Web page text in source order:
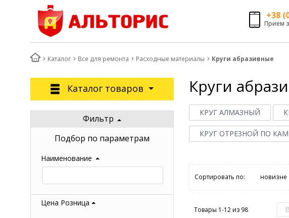
+38
Прием
Каталог Все для ремонта Расходные материалы Круги абразивные
Каталог товаров
Фильтр
Подбор по параметрам
Наименование
Цена Розница
Круги
КРУГ АЛМАЗНЫЙ
КРУГ ОТРЕЗНОЙ ПО
Сортировать по: новизне
Товары 1-12 из 98